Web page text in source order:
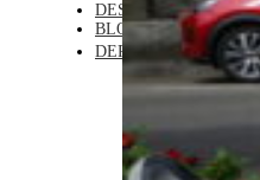
DESPRE NOI
BLOG
DEPARTAMENTE
REZIDENȚIAL
PLASAMENT
PREVENIRE
ÎNGRIJIRE
INSTRUCTIV
TABERE DE